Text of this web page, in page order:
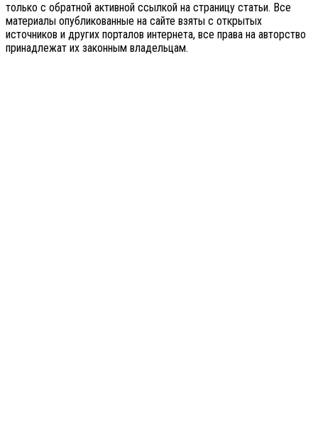
только с обратной активной ссылкой на страницу статьи. Все
материалы опубликованные на сайте взяты с открытых
источников и других порталов интернета, все права на авторство
принадлежат их законным владельцам.